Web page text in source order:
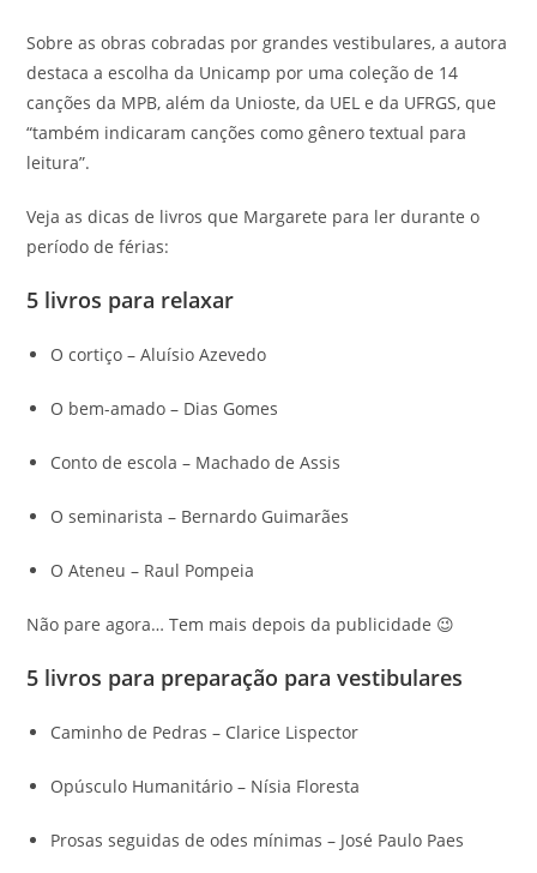
Sobre as obras cobradas por grandes vestibulares, a autora
destaca a escolha da Unicamp por uma coleção de 14
canções da MPB, além da Unioste, da UEL e da UFRGS, que
“também indicaram canções como gênero textual para
leitura”.
Veja as dicas de livros que Margarete para ler durante o
período de férias:
5 livros para relaxar
O cortiço – Aluísio Azevedo
O bem-amado – Dias Gomes
Conto de escola – Machado de Assis
O seminarista – Bernardo Guimarães
O Ateneu – Raul Pompeia
Não pare agora… Tem mais depois da publicidade 😉
5 livros para preparação para vestibulares
Caminho de Pedras – Clarice Lispector
Opúsculo Humanitário – Nísia Floresta
Prosas seguidas de odes mínimas – José Paulo Paes